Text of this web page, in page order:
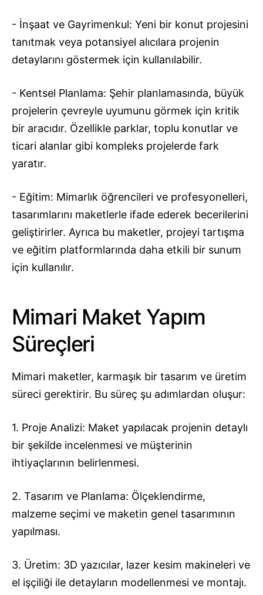
- İnşaat ve Gayrimenkul: Yeni bir konut projesini
tanıtmak veya potansiyel alıcılara projenin
detaylarını göstermek için kullanılabilir.
- Kentsel Planlama: Şehir planlamasında, büyük
projelerin çevreyle uyumunu görmek için kritik
bir aracıdır. Özellikle parklar, toplu konutlar ve
ticari alanlar gibi kompleks projelerde fark
yaratır.
- Eğitim: Mimarlık öğrencileri ve profesyonelleri,
tasarımlarını maketlerle ifade ederek becerilerini
geliştirirler. Ayrıca bu maketler, projeyi tartışma
ve eğitim platformlarında daha etkili bir sunum
için kullanılır.
Mimari Maket Yapım
Süreçleri
Mimari maketler, karmaşık bir tasarım ve üretim
süreci gerektirir. Bu süreç şu adımlardan oluşur:
1. Proje Analizi: Maket yapılacak projenin detaylı
bir şekilde incelenmesi ve müşterinin
ihtiyaçlarının belirlenmesi.
2. Tasarım ve Planlama: Ölçeklendirme,
malzeme seçimi ve maketin genel tasarımının
yapılması.
3. Üretim: 3D yazıcılar, lazer kesim makineleri ve
el işçiliği ile detayların modellenmesi ve montajı.